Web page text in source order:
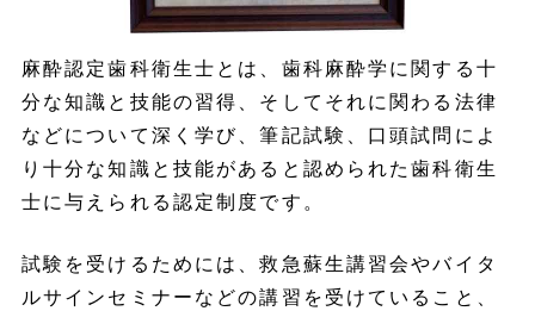
麻酔認定歯科衛生士とは、歯科麻酔学に関する十
分な知識と技能の習得、そしてそれに関わる法律
などについて深く学び、筆記試験、口頭試問によ
り十分な知識と技能があると認められた歯科衛生
士に与えられる認定制度です。
試験を受けるためには、救急蘇生講習会やバイタ
ルサインセミナーなどの講習を受けていること、